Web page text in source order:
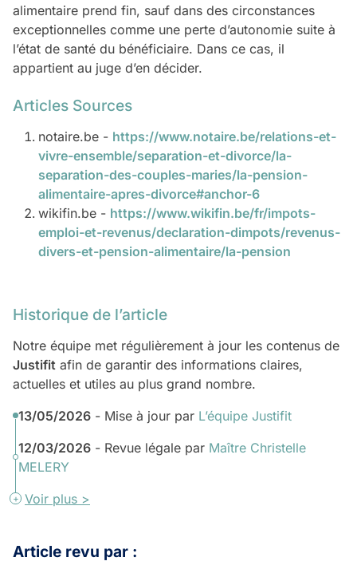
alimentaire prend fin, sauf dans des circonstances
exceptionnelles comme une perte d’autonomie suite à
l’état de santé du bénéficiaire. Dans ce cas, il
appartient au juge d’en décider.
Articles Sources
notaire.be - https://www.notaire.be/relations-et-
vivre-ensemble/separation-et-divorce/la-
separation-des-couples-maries/la-pension-
alimentaire-apres-divorce#anchor-6
wikifin.be - https://www.wikifin.be/fr/impots-
emploi-et-revenus/declaration-dimpots/revenus-
divers-et-pension-alimentaire/la-pension
Historique de l’article
Notre équipe met régulièrement à jour les contenus de
Justifit afin de garantir des informations claires,
actuelles et utiles au plus grand nombre.
13/05/2026 - Mise à jour par L’équipe Justifit
12/03/2026 - Revue légale par Maître Christelle
MELERY
Voir plus >
Article revu par :